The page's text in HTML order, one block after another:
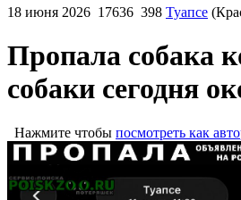
18 июня 2026 17636 398 Туапсе
Пропала собака
собаки сегодня
Нажмите чтобы посмотреть как